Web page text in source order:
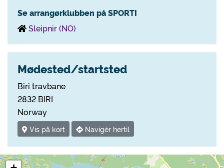
Se arrangørklubben på SPORTI
Sleipnir (NO)
Mødested/startsted
Biri travbane
2832 BIRI
Norway
Vis på kort Navigér hertil